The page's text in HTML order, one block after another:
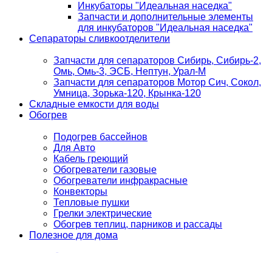
Инкубаторы "Идеальная наседка"
Запчасти и дополнительные элементы
для инкубаторов "Идеальная наседка"
Сепараторы сливкоотделители
Запчасти для сепараторов Сибирь, Сибирь-2,
Омь, Омь-3, ЭСБ, Нептун, Урал-М
Запчасти для сепараторов Мотор Сич, Сокол,
Умница, Зорька-120, Крынка-120
Складные емкости для воды
Обогрев
Подогрев бассейнов
Для Авто
Кабель греющий
Обогреватели газовые
Обогреватели инфракрасные
Конвекторы
Тепловые пушки
Грелки электрические
Обогрев теплиц, парников и рассады
Полезное для дома